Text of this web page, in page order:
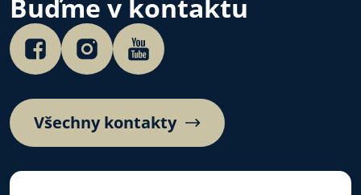
Buďme v kontaktu
Všechny kontakty